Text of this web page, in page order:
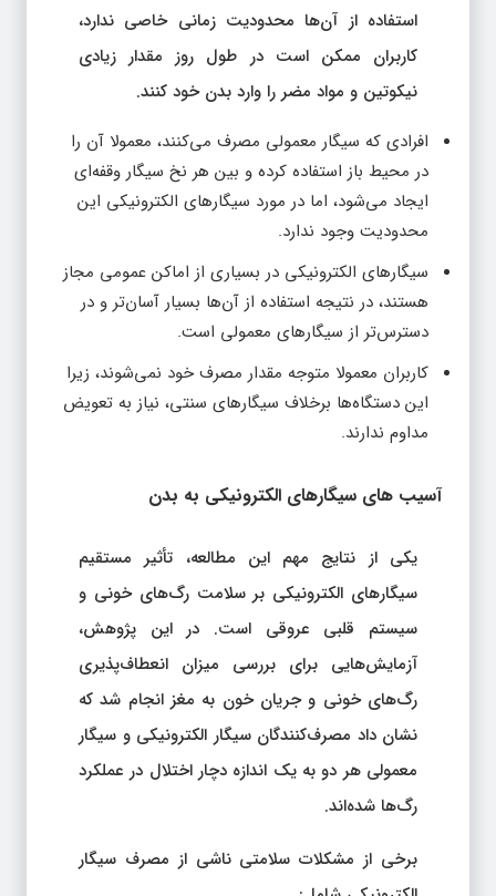
استفاده از آن‌ها محدودیت زمانی خاصی ندارد،
کاربران ممکن است در طول روز مقدار زیادی
نیکوتین و مواد مضر را وارد بدن خود کنند.
افرادی که سیگار معمولی مصرف می‌کنند، معمولا آن را
در محیط باز استفاده کرده و بین هر نخ سیگار وقفه‌ای
ایجاد می‌شود، اما در مورد سیگارهای الکترونیکی این
محدودیت وجود ندارد.
سیگارهای الکترونیکی در بسیاری از اماکن عمومی مجاز
هستند، در نتیجه استفاده از آن‌ها بسیار آسان‌تر و در
دسترس‌تر از سیگارهای معمولی است.
کاربران معمولا متوجه مقدار مصرف خود نمی‌شوند، زیرا
این دستگاه‌ها برخلاف سیگارهای سنتی، نیاز به تعویض
مداوم ندارند.
آسیب‌ های سیگارهای الکترونیکی به بدن
یکی از نتایج مهم این مطالعه، تأثیر مستقیم
سیگارهای الکترونیکی بر سلامت رگ‌های خونی و
سیستم قلبی عروقی است. در این پژوهش،
آزمایش‌هایی برای بررسی میزان انعطاف‌پذیری
رگ‌های خونی و جریان خون به مغز انجام شد که
نشان داد مصرف‌کنندگان سیگار الکترونیکی و سیگار
معمولی هر دو به یک اندازه دچار اختلال در عملکرد
رگ‌ها شده‌اند.
برخی از مشکلات سلامتی ناشی از مصرف سیگار